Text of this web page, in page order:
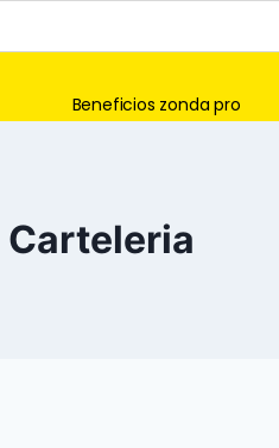
Beneficios zonda pro
Carteleria